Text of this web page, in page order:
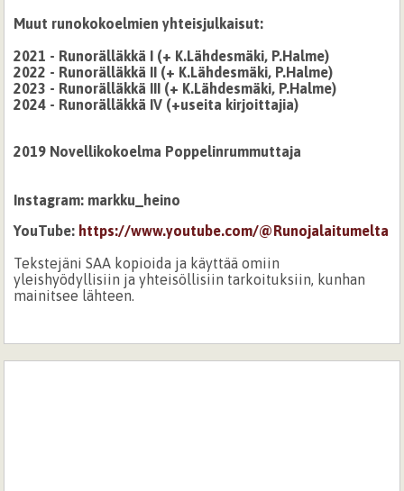
Muut runokokoelmien yhteisjulkaisut:
2021 - Runorälläkkä I (+ K.Lähdesmäki, P.Halme)
2022 - Runorälläkkä II (+ K.Lähdesmäki, P.Halme)
2023 - Runorälläkkä III (+ K.Lähdesmäki, P.Halme)
2024 - Runorälläkkä IV (+useita kirjoittajia)
2019 Novellikokoelma Poppelinrummuttaja
Instagram: markku_heino
YouTube: https://www.youtube.com/@Runojalaitumelta
Tekstejäni SAA kopioida ja käyttää omiin
yleishyödyllisiin ja yhteisöllisiin tarkoituksiin, kunhan
mainitsee lähteen.